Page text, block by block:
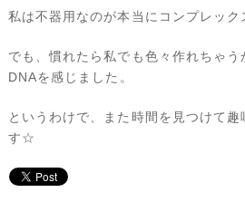
私は不器用なのが本当にコンプレック
でも、慣れたら私でも色々作れちゃ
DNAを感じました。
というわけで、また時間を見つけて趣
す☆